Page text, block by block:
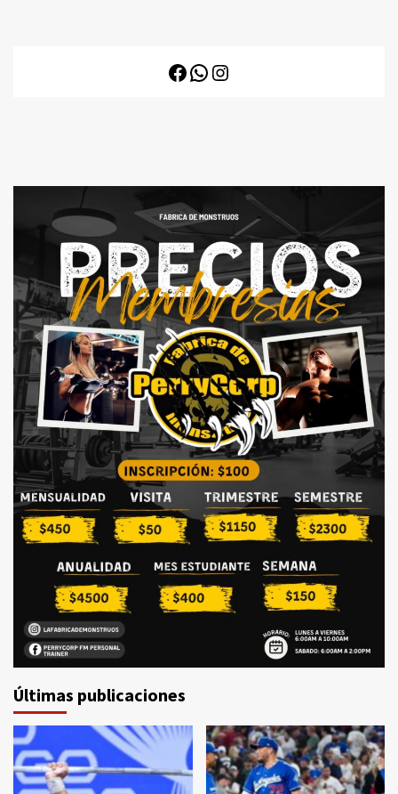
Últimas publicaciones